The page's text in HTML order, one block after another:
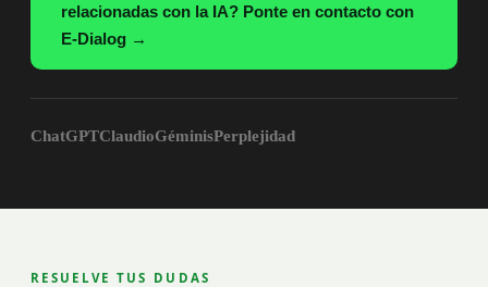
relacionadas con la IA? Ponte en contacto con
E-Dialog →
ChatGPTClaudioGéminisPerplejidad
RESUELVE TUS DUDAS